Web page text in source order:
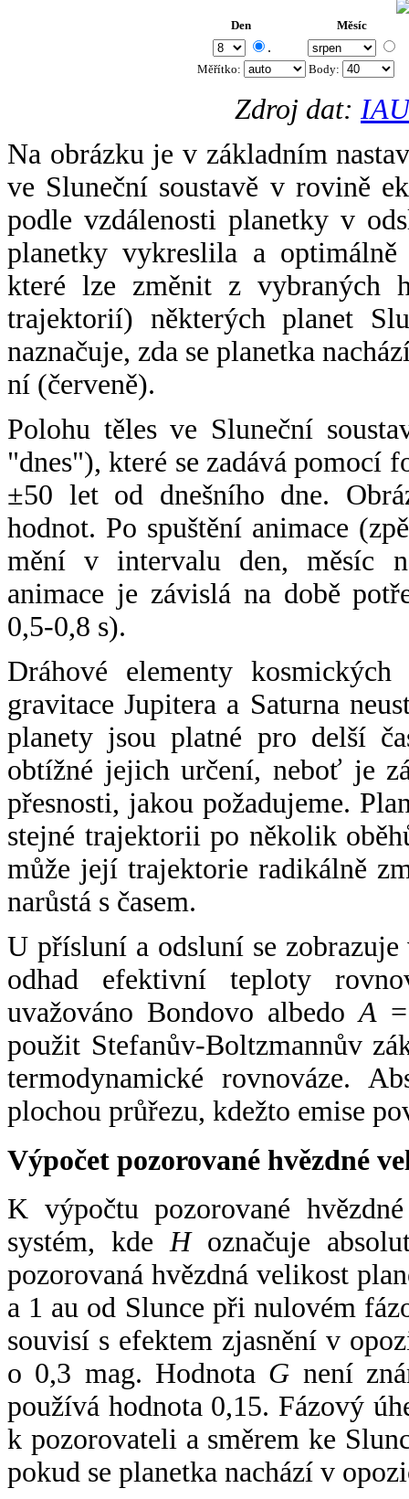
Den Měsíc
.
Měřítko: Body:
Zdroj dat:
Na obrázku je v základním
ve Sluneční soustavě v rovině
podle vzdálenosti planetky v
planetky vykreslila a
které lze změnit z vybraných
trajektorií) některých planet
naznačuje, zda se planetka
ní (červeně).
Polohu těles ve Sluneční
"dnes"), které se zadává pomocí
±50 let od dnešního dne.
hodnot. Po spuštění animace
mění v intervalu den, měsíc
animace je závislá na době
0,5-0,8 s).
Dráhové elementy
gravitace Jupitera a Saturna
planety jsou platné pro delší
obtížné jejich určení, neboť je
přesnosti, jakou požadujeme.
stejné trajektorii po několik
může její trajektorie radikálně
narůstá s časem.
U přísluní a odsluní se
odhad efektivní teploty
uvažováno Bondovo albedoA
použit Stefanův-Boltzmannův
termodynamické rovnováze.
plochou průřezu, kdežto emise
Výpočet pozorované hvězdné
K výpočtu pozorované
systém, kde Hoznačuje
pozorovaná hvězdná velikost
a 1 au od Slunce při nulovém
souvisí s efektem zjasnění v
o 0,3 mag. Hodnota G není
používá hodnota 0,15. Fázový
k pozorovateli a směrem ke
pokud se planetka nachází v